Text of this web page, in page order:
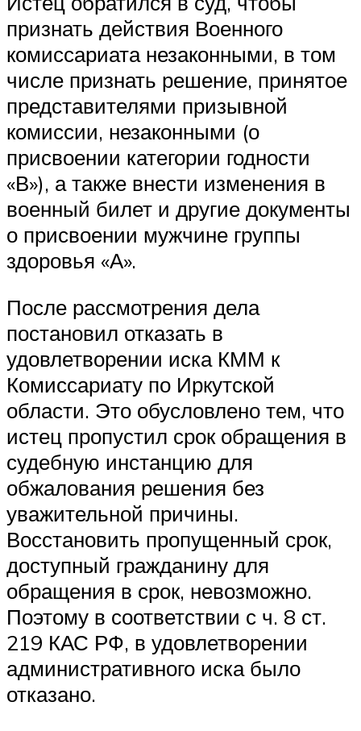
признать действия Военного
комиссариата незаконными, в том
числе признать решение, принятое
представителями призывной
комиссии, незаконными (о
присвоении категории годности
«В»), а также внести изменения в
военный билет и другие документы
о присвоении мужчине группы
здоровья «А».
После рассмотрения дела
постановил отказать в
удовлетворении иска КММ к
Комиссариату по Иркутской
области. Это обусловлено тем, что
истец пропустил срок обращения в
судебную инстанцию для
обжалования решения без
уважительной причины.
Восстановить пропущенный срок,
доступный гражданину для
обращения в срок, невозможно.
Поэтому в соответствии с ч. 8 ст.
219 КАС РФ, в удовлетворении
административного иска было
отказано.